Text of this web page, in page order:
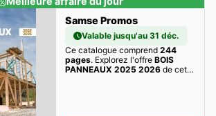
Samse Promos
Valable jusqu'au 31 déc.
Ce catalogue comprend 244
pages. Explorez l'offre BOIS
PANNEAUX 2025 2026de cette